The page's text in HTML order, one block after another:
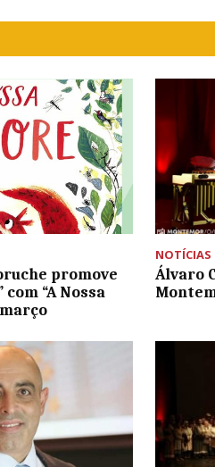
promove
com “A Nossa
NOTÍCIAS
Álvaro